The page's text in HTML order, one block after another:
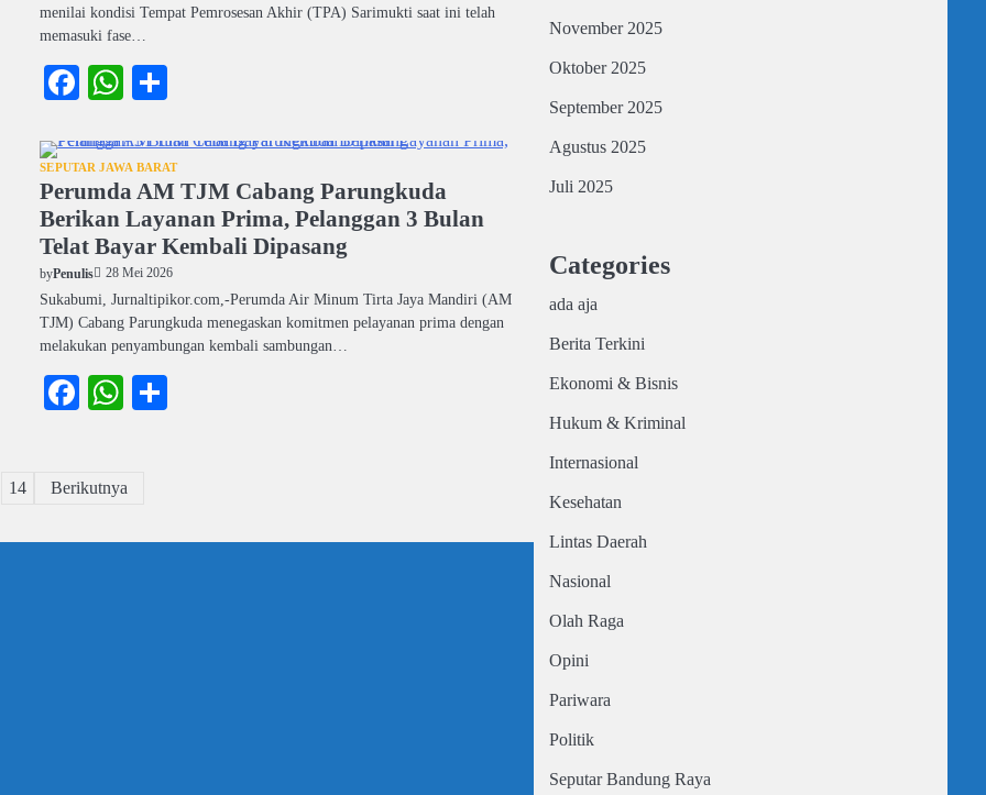
menilai kondisi Tempat Pemrosesan Akhir (TPA) Sarimukti saat ini telah
memasuki fase…
Facebook
WhatsApp
SEPUTAR JAWA BARAT
Perumda AM TJM Cabang Parungkuda
Berikan Layanan Prima, Pelanggan 3 Bulan
Telat Bayar Kembali Dipasang
byPenulis 28 Mei 2026
Sukabumi, Jurnaltipikor.com,-Perumda Air Minum Tirta Jaya Mandiri (AM
TJM) Cabang Parungkuda menegaskan komitmen pelayanan prima dengan
melakukan penyambungan kembali sambungan…
Facebook
WhatsApp
14 Berikutnya
November 2025
Oktober 2025
September 2025
Agustus 2025
Juli 2025
Categories
ada aja
Berita Terkini
Ekonomi & Bisnis
Hukum & Kriminal
Internasional
Kesehatan
Lintas Daerah
Nasional
Olah Raga
Opini
Pariwara
Politik
Seputar Bandung Raya